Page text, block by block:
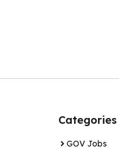
Categories
GOV Jobs